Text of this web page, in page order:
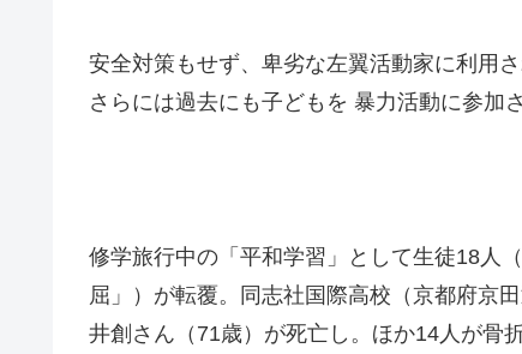
安全対策もせず、卑劣な左翼活動家に利用
さらには過去にも子どもを 暴力活動に参加
修学旅行中の「平和学習」として生徒18人
屈」）が転覆。同志社国際高校（京都府京
井創さん（71歳）が死亡し。ほか14人が骨